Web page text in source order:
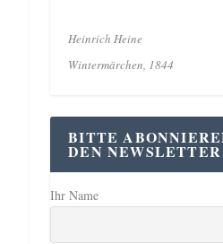
Heinrich Heine
Wintermärchen, 1844
BITTE
DEN NEWSLETTER
Ihr Name